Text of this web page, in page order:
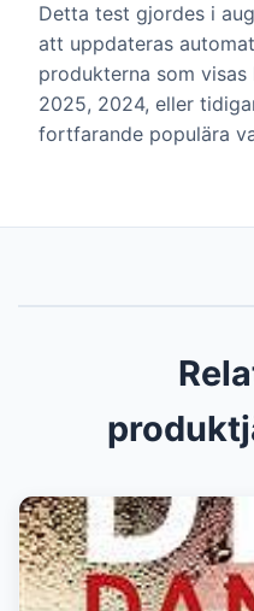
Detta test gjordes i
att uppdateras
produkterna som
2025, 2024, eller
fortfarande populära